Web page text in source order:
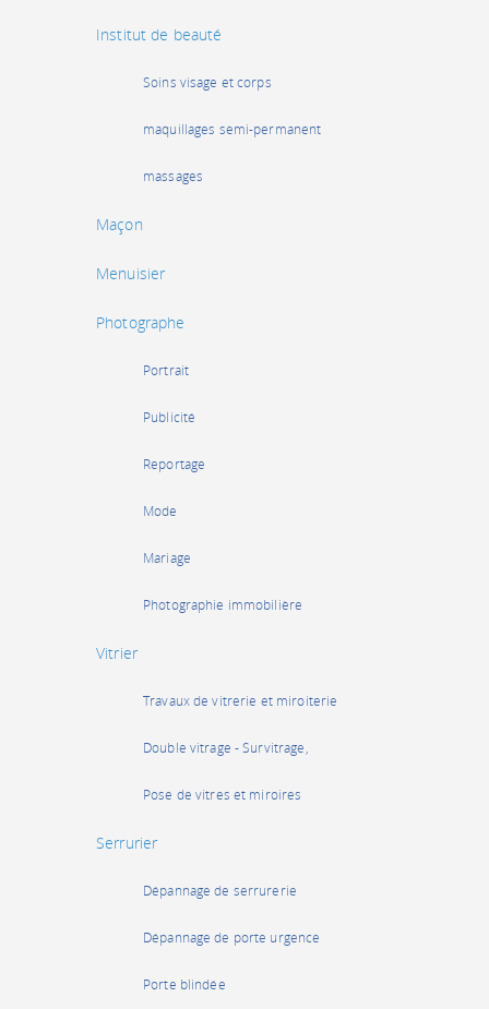
Institut de beauté
Soins visage et corps
maquillages semi-permanent
massages
Maçon
Menuisier
Photographe
Portrait
Publicité
Reportage
Mode
Mariage
Photographie immobilière
Vitrier
Travaux de vitrerie et miroiterie
Double vitrage - Survitrage,
Pose de vitres et miroires
Serrurier
Dépannage de serrurerie
Dépannage de porte urgence
Porte blindée